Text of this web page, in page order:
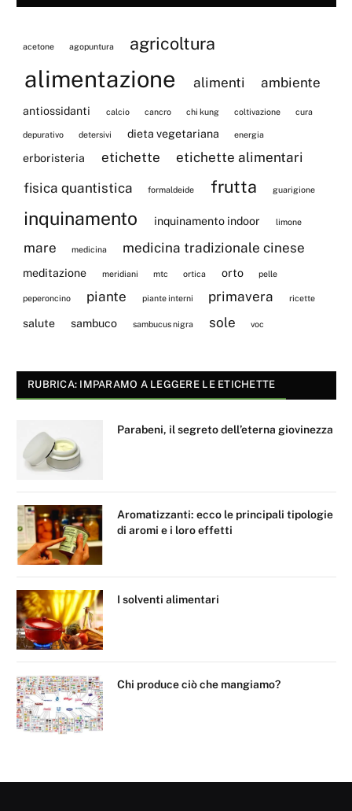
acetone agopuntura agricoltura
alimentazione alimenti ambiente
antiossidanti calcio cancro chi kung coltivazione cura
depurativo detersivi dieta vegetariana energia
erboristeria etichette
etichette alimentari
fisica quantistica
formaldeide frutta guarigione
inquinamento inquinamento indoor limone
mare medicina medicina tradizionale cinese
meditazione meridiani mtc ortica orto pelle
peperoncino piante piante interni primavera ricette
salute sambuco sambucus nigra sole voc
RUBRICA: IMPARAMO A LEGGERE LE ETICHETTE
Parabeni, il segreto dell’eterna giovinezza
Aromatizzanti: ecco le principali tipologie
di aromi e i loro effetti
I solventi alimentari
Chi produce ciò che mangiamo?